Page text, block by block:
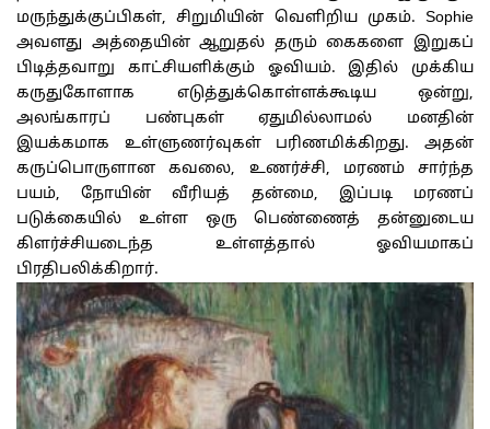
மருந்துக்குப்பிகள், சிறுமியின் வெளிறிய முகம். Sophie
அவளது அத்தையின் ஆறுதல் தரும் கைகளை இறுகப்
பிடித்தவாறு காட்சியளிக்கும் ஓவியம். இதில் முக்கிய
கருதுகோளாக எடுத்துக்கொள்ளக்கூடிய ஒன்று,
அலங்காரப் பண்புகள் ஏதுமில்லாமல் மனதின்
இயக்கமாக உள்ளுணர்வுகள் பரிணமிக்கிறது. அதன்
கருப்பொருளான கவலை, உணர்ச்சி, மரணம் சார்ந்த
பயம், நோயின் வீரியத் தன்மை, இப்படி மரணப்
படுக்கையில் உள்ள ஒரு பெண்ணைத் தன்னுடைய
கிளர்ச்சியடைந்த உள்ளத்தால் ஓவியமாகப்
பிரதிபலிக்கிறார்.